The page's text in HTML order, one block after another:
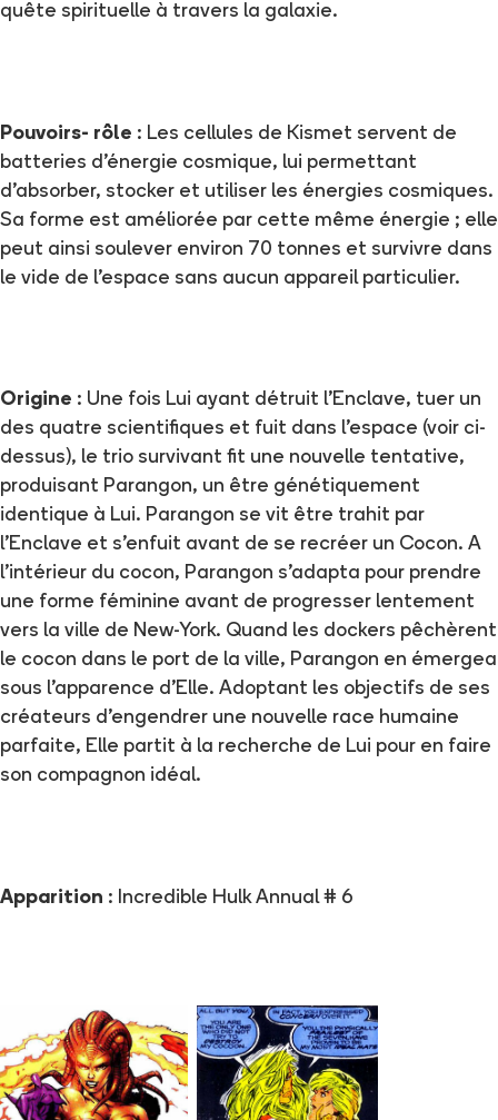
quête spirituelle à travers la galaxie.
Pouvoirs- rôle : Les cellules de Kismet servent de
batteries d’énergie cosmique, lui permettant
d’absorber, stocker et utiliser les énergies cosmiques.
Sa forme est améliorée par cette même énergie ; elle
peut ainsi soulever environ 70 tonnes et survivre dans
le vide de l’espace sans aucun appareil particulier.
Origine : Une fois Lui ayant détruit l'Enclave, tuer un
des quatre scientifiques et fuit dans l'espace (voir ci-
dessus), le trio survivant fit une nouvelle tentative,
produisant Parangon, un être génétiquement
identique à Lui. Parangon se vit être trahit par
l'Enclave et s'enfuit avant de se recréer un Cocon. A
l’intérieur du cocon, Parangon s’adapta pour prendre
une forme féminine avant de progresser lentement
vers la ville de New-York. Quand les dockers pêchèrent
le cocon dans le port de la ville, Parangon en émergea
sous l’apparence d’Elle. Adoptant les objectifs de ses
créateurs d’engendrer une nouvelle race humaine
parfaite, Elle partit à la recherche de Lui pour en faire
son compagnon idéal.
Apparition : Incredible Hulk Annual # 6